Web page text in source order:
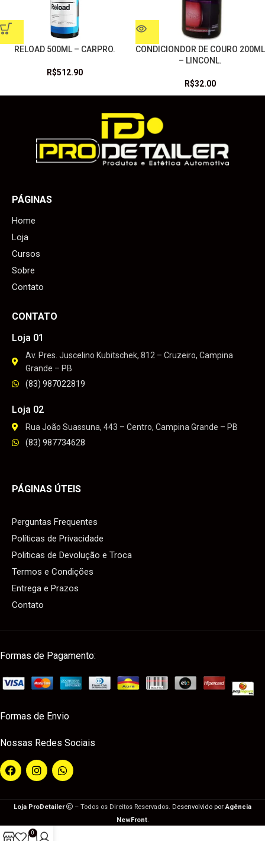
RELOAD 500ML – CARPRO.
R$512.90
CONDICIONDOR DE COURO 200ML
– LINCONL.
R$32.00
PÁGINAS
Home
Loja
Cursos
Sobre
Contato
CONTATO
Loja 01
Av. Pres. Juscelino Kubitschek, 812 – Cruzeiro, Campina
Grande – PB
(83) 987022819
Loja 02
Rua João Suassuna, 443 – Centro, Campina Grande – PB
(83) 987734628
PÁGINAS ÚTEIS
Perguntas Frequentes
Políticas de Privacidade
Politicas de Devolução e Troca
Termos e Condições
Entrega e Prazos
Contato
Formas de Pagamento:
Formas de Envio
Nossas Redes Sociais
Loja ProDetailer – Todos os Direitos Reservados. Desenvolvido porAgência
NewFront.
0